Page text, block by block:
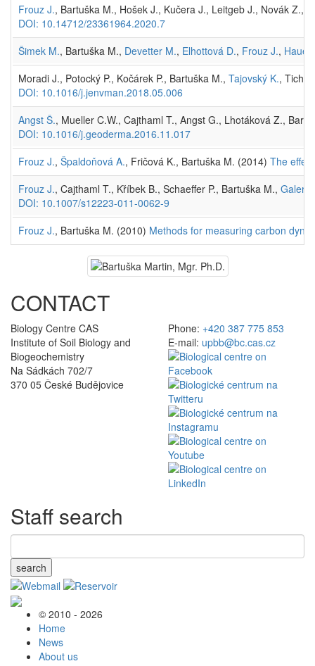
Frouz J., Bartuška M., Hošek J., Kučera J., Leitgeb J., Novák Z.,
DOI: 10.14712/23361964.2020.7
Šimek M., Bartuška M., Devetter M., Elhottová D., Frouz J.,
Moradi J., Potocký P., Kočárek P., Bartuška M., Tajovský K.,
DOI: 10.1016/j.jenvman.2018.05.006
Angst Š., Mueller C.W., Cajthaml T., Angst G., Lhotáková Z.,
DOI: 10.1016/j.geoderma.2016.11.017
Frouz J., Špaldoňová A., Fričová K., Bartuška M. (2014) The
Frouz J., Cajthaml T., Kříbek B., Schaeffer P., Bartuška M.,
DOI: 10.1007/s12223-011-0062-9
Frouz J., Bartuška M. (2010) Methods for measuring carbon
CONTACT
Biology Centre CAS
Institute of Soil Biology and
Biogeochemistry
Na Sádkách 702/7
370 05 České Budějovice
Phone: +420 387 775 853
E-mail: upbb@bc.cas.cz
Staff search
search
© 2010 - 2026
Home
News
About us